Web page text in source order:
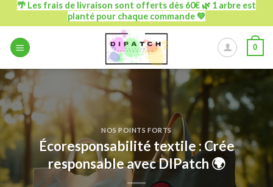
Passer
contenu
🌴 Les frais de livraison sont offerts dès 60€ 🌿 1 arbre est
planté pour chaque commande 💚
0
NOS POINTS FORTS
Écoresponsabilité textile : Crée
responsable avec DIPatch 🌍